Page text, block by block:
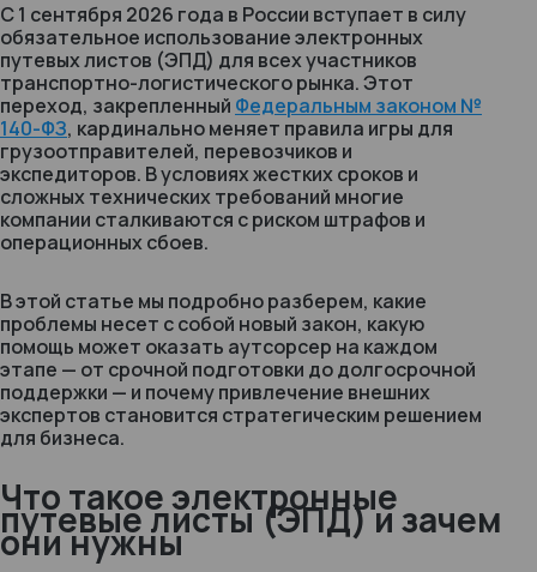
С 1 сентября 2026 года в России вступает в силу
обязательное использование электронных
путевых листов (ЭПД) для всех участников
транспортно-логистического рынка. Этот
переход, закрепленный Федеральным законом №
140-ФЗ, кардинально меняет правила игры для
грузоотправителей, перевозчиков и
экспедиторов. В условиях жестких сроков и
сложных технических требований многие
компании сталкиваются с риском штрафов и
операционных сбоев.
В этой статье мы подробно разберем, какие
проблемы несет с собой новый закон, какую
помощь может оказать аутсорсер на каждом
этапе — от срочной подготовки до долгосрочной
поддержки — и почему привлечение внешних
экспертов становится стратегическим решением
для бизнеса.
Что такое электронные
путевые листы (ЭПД) и зачем
они нужны